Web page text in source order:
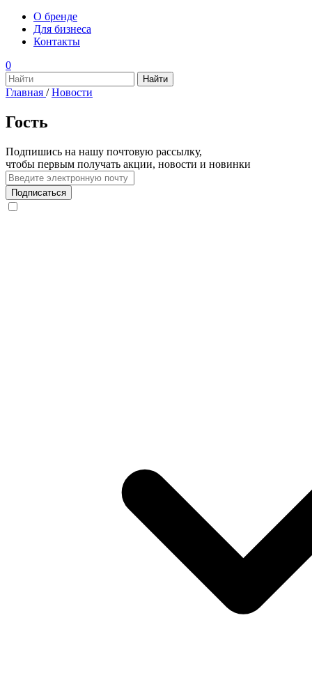
О бренде
Для бизнеса
Контакты
0
Главная / Новости
Гость
Подпишись на нашу почтовую рассылку,
чтобы первым получать акции, новости и новинки
Подписаться